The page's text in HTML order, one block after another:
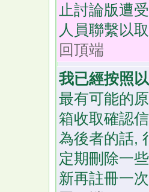
止討論版遭
人員聯繫以
回頂端
我已經按照
最有可能的
箱收取確認
為後者的話,
定期刪除一
新再註冊一